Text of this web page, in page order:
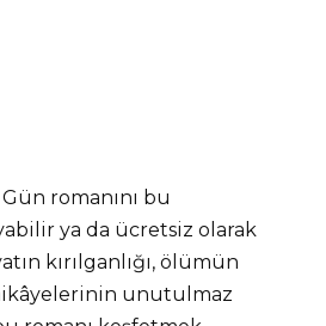
romanını bu
ya da ücretsiz olarak
kırılganlığı, ölümün
unutulmaz